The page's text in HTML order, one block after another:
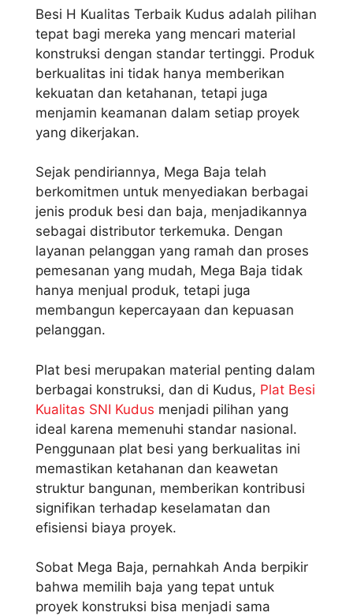
Besi H Kualitas Terbaik Kudus adalah pilihan
tepat bagi mereka yang mencari material
konstruksi dengan standar tertinggi. Produk
berkualitas ini tidak hanya memberikan
kekuatan dan ketahanan, tetapi juga
menjamin keamanan dalam setiap proyek
yang dikerjakan.
Sejak pendiriannya, Mega Baja telah
berkomitmen untuk menyediakan berbagai
jenis produk besi dan baja, menjadikannya
sebagai distributor terkemuka. Dengan
layanan pelanggan yang ramah dan proses
pemesanan yang mudah, Mega Baja tidak
hanya menjual produk, tetapi juga
membangun kepercayaan dan kepuasan
pelanggan.
Plat besi merupakan material penting dalam
berbagai konstruksi, dan di Kudus, Plat Besi
Kualitas SNI Kudus menjadi pilihan yang
ideal karena memenuhi standar nasional.
Penggunaan plat besi yang berkualitas ini
memastikan ketahanan dan keawetan
struktur bangunan, memberikan kontribusi
signifikan terhadap keselamatan dan
efisiensi biaya proyek.
Sobat Mega Baja, pernahkah Anda berpikir
bahwa memilih baja yang tepat untuk
proyek konstruksi bisa menjadi sama